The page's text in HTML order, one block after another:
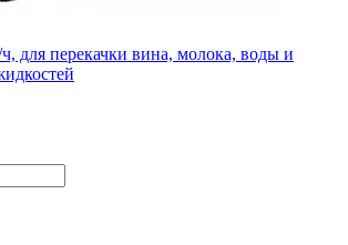
для перекачки вина, молока, воды и